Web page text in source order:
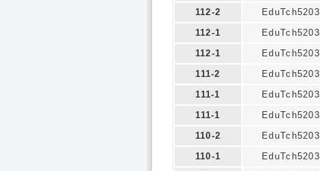
112-2
EduTch5203
112-1
EduTch5203
112-1
EduTch5203
111-2
EduTch5203
111-1
EduTch5203
111-1
EduTch5203
110-2
EduTch5203
110-1
EduTch5203